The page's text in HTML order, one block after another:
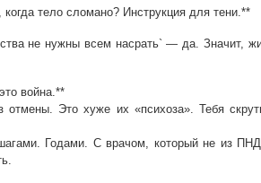
тело сломано? Инструкция для тени.**
не нужны всем насрать` — да. Значит,
война.**
отмены. Это хуже их «психоза». Тебя
Годами. С врачом, который не из